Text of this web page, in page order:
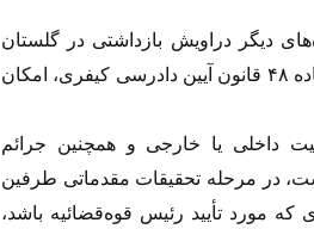
دیگر دراویش بازداشتی در گلستان
هفتم، دادسرای انقلاب شهید مقدس تهران به استناد تبصره ماده ۴۸ قانون آیین دادرسی کیفری، امکان
امنیت داخلی یا خارجی و همچنین جرائم
مشمول ماده ۳۰۲ این قانون است، در مرحله تحقیقات مقدماتی طرفین
مورد تأیید رئیس قوه‌قضائیه باشد،